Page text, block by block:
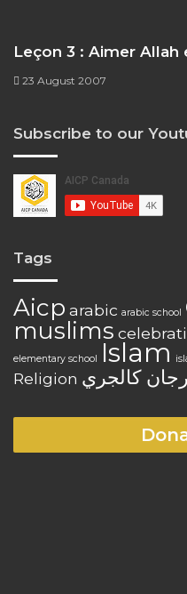
Leçon 3 : Aimer
23 August 2007
Subscribe to our
Tags
Aicp arabic arabic school
muslims
elementary school Islam
Religion كالجري